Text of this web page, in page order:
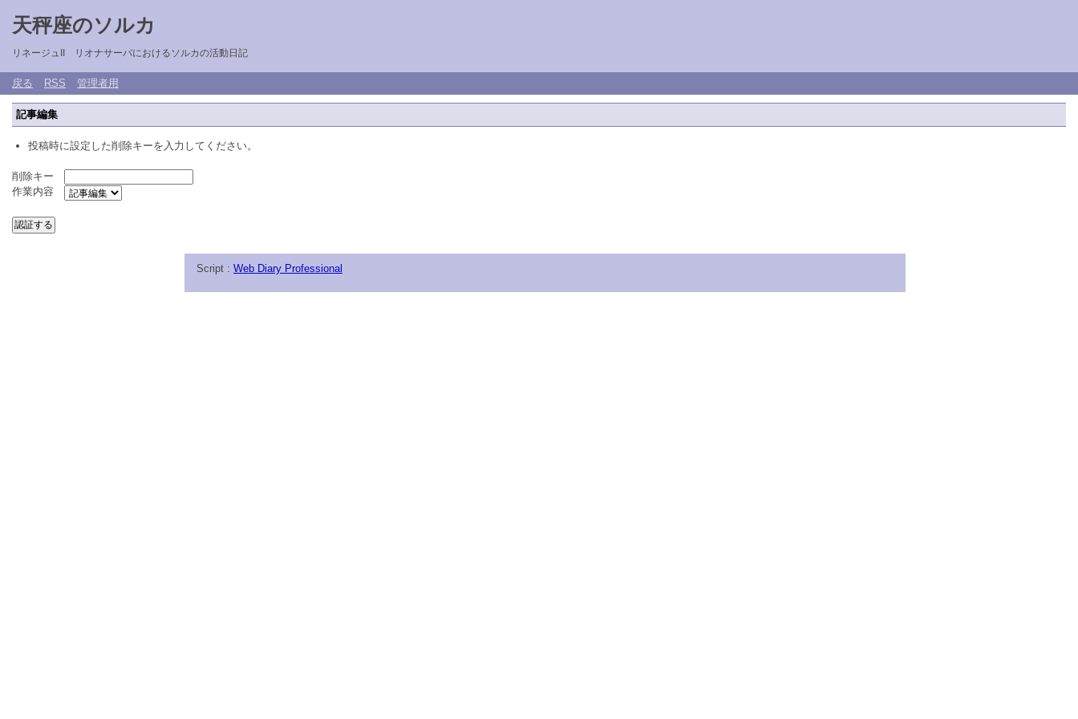
天秤座のソルカ
リネージュII リオナサーバにおけるソルカの活動日記
戻る RSS 管理者用
記事編集
投稿時に設定した削除キーを入力してください。
削除キー
作業内容
Script : Web Diary Professional